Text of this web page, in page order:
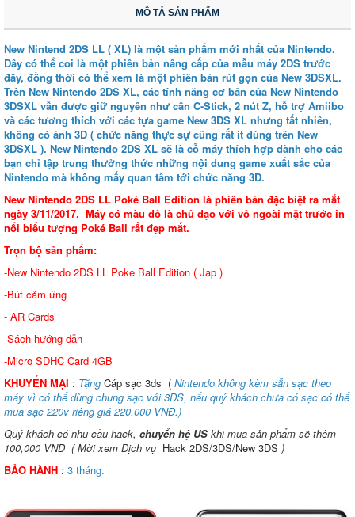
MÔ TẢ SẢN PHẨM
New Nintend 2DS LL ( XL) là một sản phẩm mới nhất của Nintendo.
Đây có thể coi là một phiên bản nâng cấp của mẫu máy 2DS trước
đây, đồng thời có thể xem là một phiên bản rút gọn của New 3DSXL.
Trên New Nintendo 2DS XL, các tính năng cơ bản của New Nintendo
3DSXL vẫn được giữ nguyên như cần C-Stick, 2 nút Z, hỗ trợ Amiibo
và các tương thích với các tựa game New 3DS XL nhưng tất nhiên,
không có ảnh 3D ( chức năng thực sự cũng rất ít dùng trên New
3DSXL ). New Nintendo 2DS XL sẽ là cỗ máy thích hợp dành cho các
bạn chỉ tập trung thưởng thức những nội dung game xuất sắc của
Nintendo mà không mấy quan tâm tới chức năng 3D.
New Nintendo 2DS LL Poké Ball Edition là phiên bản đặc biệt ra mắt
ngày 3/11/2017. Máy có màu đỏ là chủ đạo với vỏ ngoài mặt trước in
nổi biểu tượng Poké Ball rất đẹp mắt.
Trọn bộ sản phẩm:
-New Nintendo 2DS LL Poke Ball Edition ( Jap )
-Bút cảm ứng
- AR Cards
-Sách hướng dẫn
-Micro SDHC Card 4GB
KHUYẾN MẠI : Tặng Cáp sạc 3ds ( Nintendo không kèm sẵn sạc theo
máy vì có thể dùng chung sạc với 3DS, nếu quý khách chưa có sạc có thể
mua sạc 220v riêng giá 220.000 VNĐ.)
Quý khách có nhu cầu hack, chuyển hệ US khi mua sản phẩm sẽ thêm
100,000 VND ( Mời xem Dịch vụ Hack 2DS/3DS/New 3DS )
BẢO HÀNH : 3 tháng.